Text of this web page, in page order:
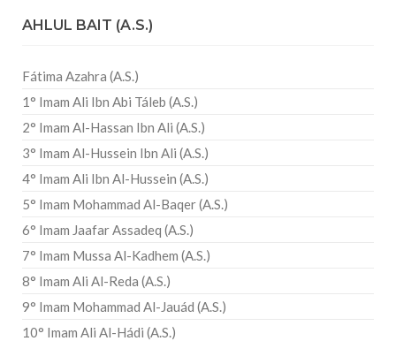
AHLUL BAIT (A.S.)
Fátima Azahra (A.S.)
1° Imam Ali Ibn Abi Táleb (A.S.)
2° Imam Al-Hassan Ibn Ali (A.S.)
3° Imam Al-Hussein Ibn Ali (A.S.)
4° Imam Ali Ibn Al-Hussein (A.S.)
5° Imam Mohammad Al-Baqer (A.S.)
6° Imam Jaafar Assadeq (A.S.)
7° Imam Mussa Al-Kadhem (A.S.)
8° Imam Ali Al-Reda (A.S.)
9° Imam Mohammad Al-Jauád (A.S.)
10° Imam Ali Al-Hádi (A.S.)